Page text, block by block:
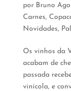
por Bruno
Carnes,
Novidades,
Os vinhos da
acabam de
passada
vinícola, e